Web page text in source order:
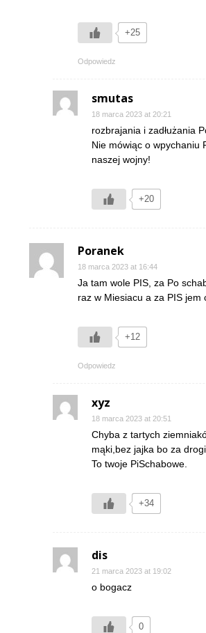
+25
Odpowiedz
smutas
18 marca 2023 at 20:21
rozbrajania i zadłużania
Nie mówiąc o wpychaniu
naszej wojny!
+20
Poranek
18 marca 2023 at 16:44
Ja tam wole PIS, za Po
raz w Miesiacu a za PIS jem
+12
Odpowiedz
xyz
18 marca 2023 at 20:51
Chyba z tartych
mąki,bez jajka bo za
To twoje PiSchabowe.
+34
dis
21 marca 2023 at 19:02
o bogacz
0